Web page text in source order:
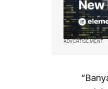
ADVERTISEMENT